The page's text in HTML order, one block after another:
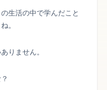
生活の中で学んだこと
。
りません。